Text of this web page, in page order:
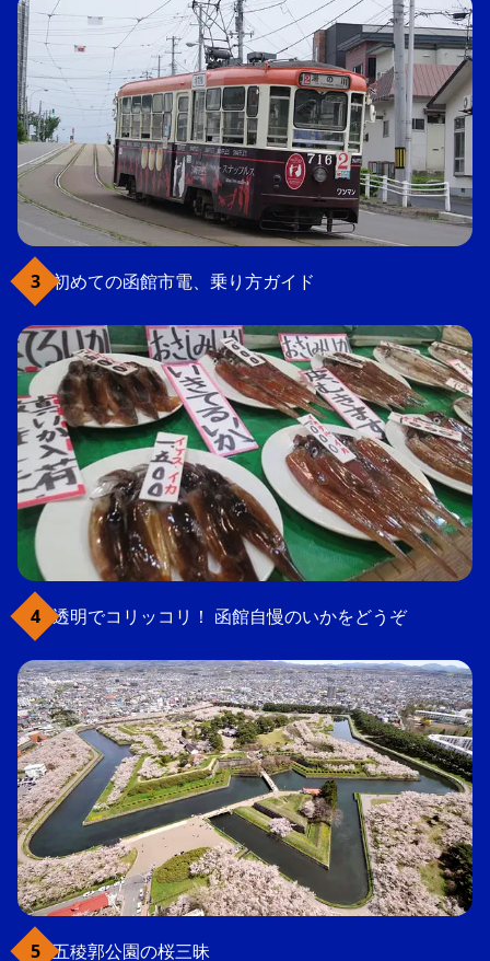
初めての函館市電、乗り方ガイド
透明でコリッコリ！ 函館自慢のいかをどうぞ
五稜郭公園の桜三昧